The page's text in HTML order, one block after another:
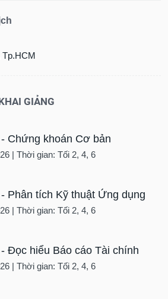
GIẢNG
Chứng khoán Cơ bản
| Thời gian: Tối 2, 4, 6
Phân tích Kỹ thuật Ứng dụng
| Thời gian: Tối 2, 4, 6
Đọc hiểu Báo cáo Tài chính
| Thời gian: Tối 2, 4, 6